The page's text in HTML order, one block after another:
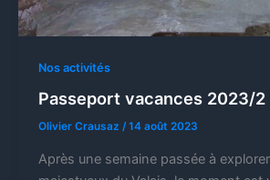
Nos activités
Passeport vacances 2023/2
Olivier Crausaz /14 août 2023
Après une semaine passée à